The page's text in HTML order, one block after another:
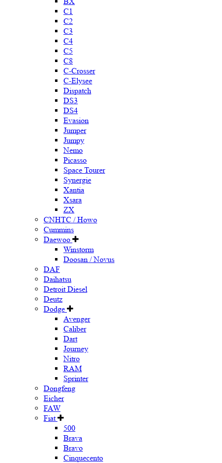
C1
C2
C3
C4
C5
C8
C-Crosser
C-Elysee
Dispatch
DS3
DS4
Evasion
Jumper
Jumpy
Nemo
Picasso
Space Tourer
Synergie
Xantia
Xsara
ZX
CNHTC / Howo
Cummins
Daewoo
Winstorm
Doosan / Novus
DAF
Daihatsu
Detroit Diesel
Deutz
Dodge
Avenger
Caliber
Dart
Journey
Nitro
RAM
Sprinter
Dongfeng
Eicher
FAW
Fiat
500
Brava
Bravo
Cinquecento